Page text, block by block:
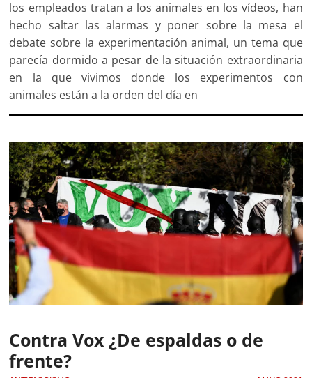
los empleados tratan a los animales en los vídeos, han
hecho saltar las alarmas y poner sobre la mesa el
debate sobre la experimentación animal, un tema que
parecía dormido a pesar de la situación extraordinaria
en la que vivimos donde los experimentos con
animales están a la orden del día en
Contra Vox ¿De espaldas o de
frente?